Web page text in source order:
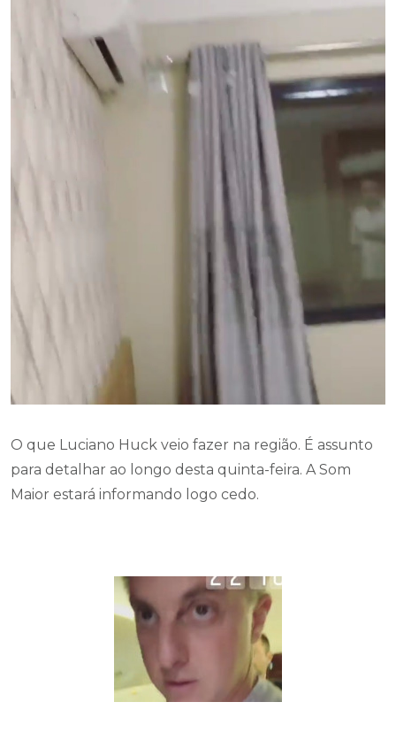
O que Luciano Huck veio fazer na região. É assunto
para detalhar ao longo desta quinta-feira. A Som
Maior estará informando logo cedo.